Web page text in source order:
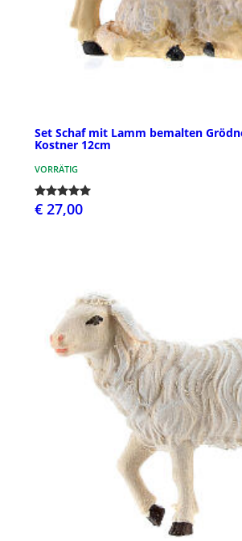
Set Schaf mit Lamm bemalten
Kostner 12cm
VORRÄTIG
€ 27,00